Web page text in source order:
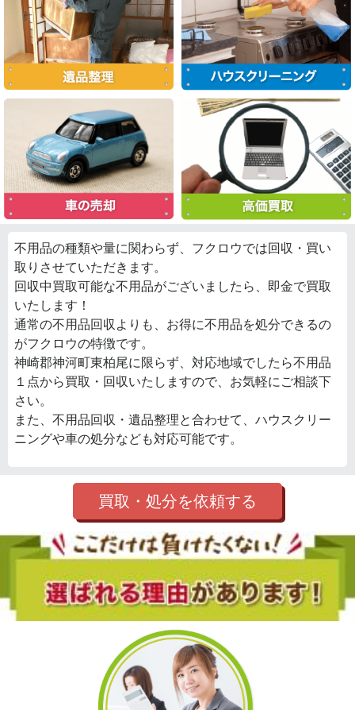
不用品の種類や量に関わらず、フクロウでは回収・買い
取りさせていただきます。
回収中買取可能な不用品がございましたら、即金で買取
いたします！
通常の不用品回収よりも、お得に不用品を処分できるの
がフクロウの特徴です。
神崎郡神河町東柏尾に限らず、対応地域でしたら不用品
１点から買取・回収いたしますので、お気軽にご相談下
さい。
また、不用品回収・遺品整理と合わせて、ハウスクリー
ニングや車の処分なども対応可能です。
買取・処分を依頼する